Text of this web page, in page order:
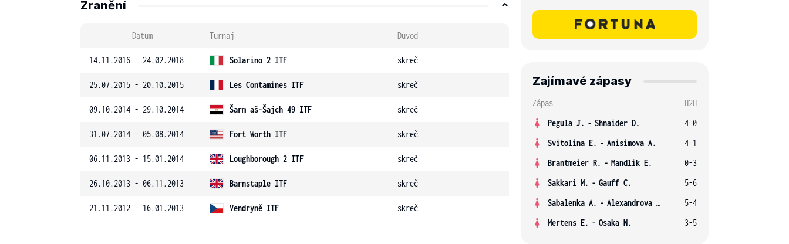
Zranění
Datum Turnaj Důvod
14.11.2016 - 24.02.2018 Solarino 2 ITF skreč
25.07.2015 - 20.10.2015 Les Contamines ITF skreč
09.10.2014 - 29.10.2014 Šarm aš-Šajch 49 ITF skreč
31.07.2014 - 05.08.2014 Fort Worth ITF skreč
06.11.2013 - 15.01.2014 Loughborough 2 ITF skreč
26.10.2013 - 06.11.2013 Barnstaple ITF skreč
21.11.2012 - 16.01.2013 Vendryně ITF skreč
Zajímavé zápasy
Zápas
H2H
Pegula J. - Shnaider D.
4-0
Svitolina E. - Anisimova A.
4-1
Brantmeier R. - Mandlik E.
0-3
Sakkari M. - Gauff C.
5-6
Sabalenka A. - Alexandrova E.
5-4
Mertens E. - Osaka N. 3-5